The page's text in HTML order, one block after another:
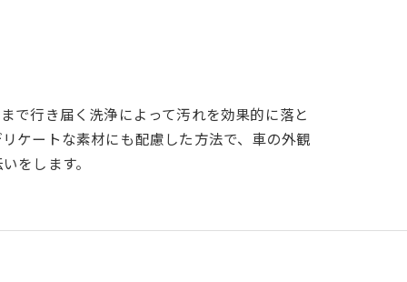
で行き届く洗浄によって汚れを効果的に落と
ケートな素材にも配慮した方法で、車の外観
をします。